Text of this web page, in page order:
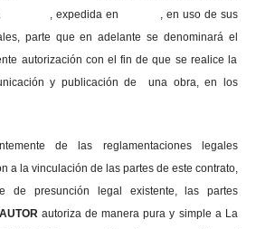
No. , expedida en , en uso de sus
parte que en adelante se denominará el
autorización con el fin de que se realice la
y publicación de una obra, en los
de las reglamentaciones legales
a la vinculación de las partes de este contrato,
de presunción legal existente, las partes
AUTOR autoriza de manera pura y simple a La